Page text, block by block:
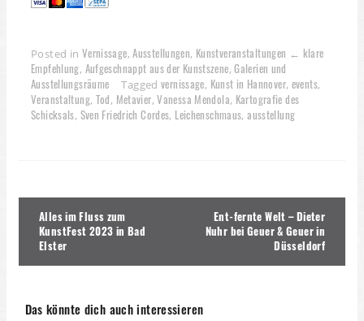
Posted in Vernissage,Ausstellungen, Kunstveranstaltungen ← klare
Empfehlung, Aufgeschnappt aus der Kunstszene,Galerien und
Ausstellungsräume
Tagged vernissage, Kunst in Hannover, events,
Veranstaltung, Tod, Metavier,Vanessa Mendola, Kartografie des
Schicksals, Sven Friedrich Cordes, Leichenschmaus,ausstellung
Beitragsnavigation
Alles im Fluss zum
KunstFest 2023 in Bad
Elster
Ent-fernte Welt – Dieter
Nuhr bei Geuer & Geuer in
Düsseldorf
Das könnte dich auch interessieren